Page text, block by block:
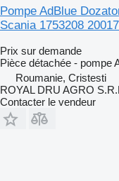
Pompe AdBlue
Scania 1753208
Prix sur demande
Pièce détachée - pompe
Roumanie, Cristesti
ROYAL DRU AGRO
Contacter le vendeur